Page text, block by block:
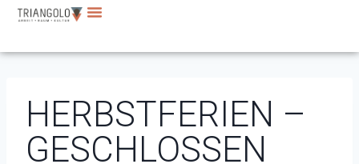
HERBSTFERIEN –
GESCHLOSSEN